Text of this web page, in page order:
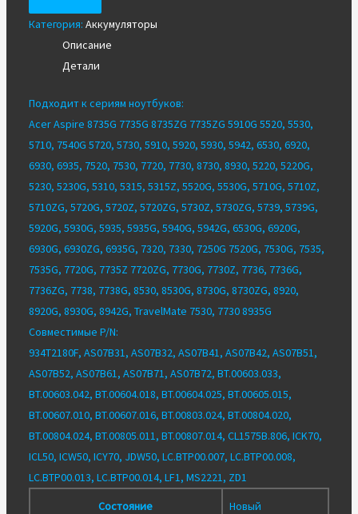
Acer
5920
Категория: Аккумуляторы
Описание
Детали
Подходит к сериям ноутбуков:
Acer Aspire 8735G 7735G 8735ZG 7735ZG 5910G 5520, 5530,
5710, 7540G 5720, 5730, 5910, 5920, 5930, 5942, 6530, 6920,
6930, 6935, 7520, 7530, 7720, 7730, 8730, 8930, 5220, 5220G,
5230, 5230G, 5310, 5315, 5315Z, 5520G, 5530G, 5710G, 5710Z,
5710ZG, 5720G, 5720Z, 5720ZG, 5730Z, 5730ZG, 5739, 5739G,
5920G, 5930G, 5935, 5935G, 5940G, 5942G, 6530G, 6920G,
6930G, 6930ZG, 6935G, 7320, 7330, 7250G 7520G, 7530G, 7535,
7535G, 7720G, 7735Z 7720ZG, 7730G, 7730Z, 7736, 7736G,
7736ZG, 7738, 7738G, 8530, 8530G, 8730G, 8730ZG, 8920,
8920G, 8930G, 8942G, TravelMate 7530, 7730 8935G
Совместимые P/N:
934T2180F, AS07B31, AS07B32, AS07B41, AS07B42, AS07B51,
AS07B52, AS07B61, AS07B71, AS07B72, BT.00603.033,
BT.00603.042, BT.00604.018, BT.00604.025, BT.00605.015,
BT.00607.010, BT.00607.016, BT.00803.024, BT.00804.020,
BT.00804.024, BT.00805.011, BT.00807.014, CL1575B.806, ICK70,
ICL50, ICW50, ICY70, JDW50, LC.BTP00.007, LC.BTP00.008,
LC.BTP00.013, LC.BTP00.014, LF1, MS2221, ZD1
Состояние
Новый